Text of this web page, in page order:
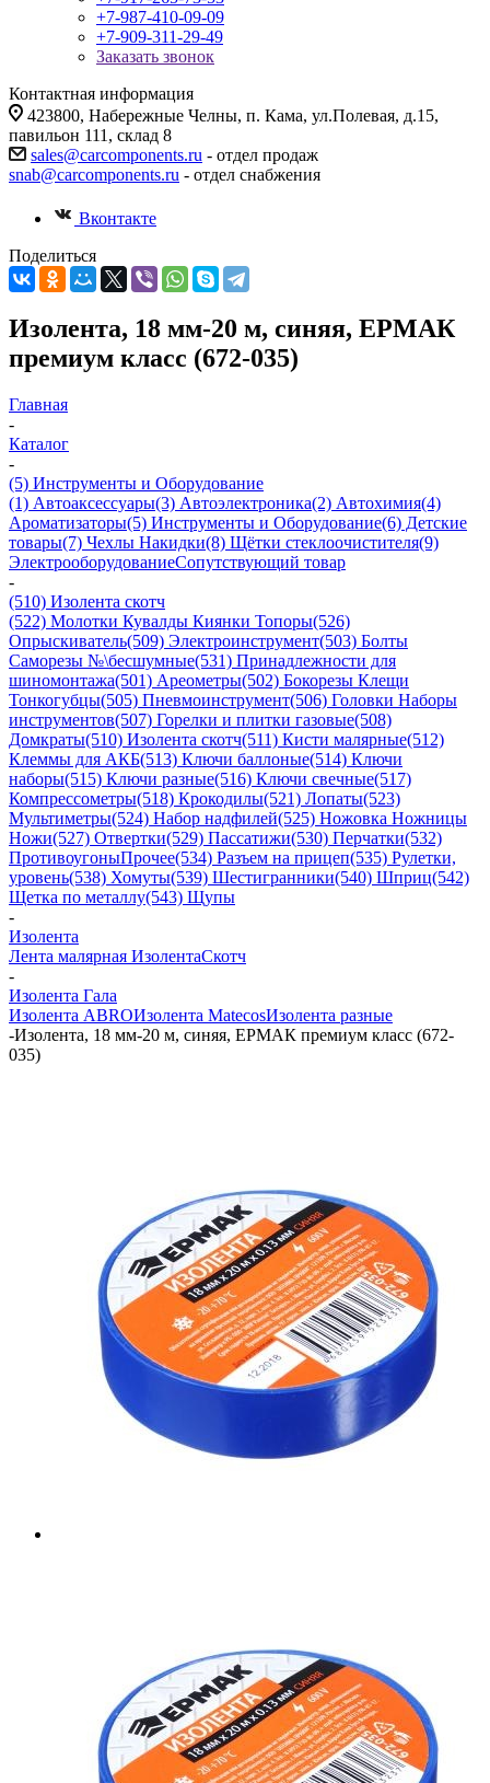
+7-987-410-09-09
+7-909-311-29-49
Заказать звонок
Контактная информация
423800, Набережные Челны, п. Кама, ул.Полевая, д.15,
павильон 111, склад 8
sales@carcomponents.ru - отдел продаж
snab@carcomponents.ru - отдел снабжения
Вконтакте
Поделиться
Изолента, 18 мм-20 м, синяя, ЕРМАК
премиум класс (672-035)
Главная
-
Каталог
-
(5) Инструменты и Оборудование
(1) Автоаксессуары(3) Автоэлектроника(2) Автохимия(4)
Ароматизаторы(5) Инструменты и Оборудование(6) Детские
товары(7) Чехлы Накидки(8) Щётки стеклоочистителя(9)
ЭлектрооборудованиеСопутствующий товар
-
(510) Изолента скотч
(522) Молотки Кувалды Киянки Топоры(526)
Опрыскиватель(509) Электроинструмент(503) Болты
Саморезы №\бесшумные(531) Принадлежности для
шиномонтажа(501) Ареометры(502) Бокорезы Клещи
Тонкогубцы(505) Пневмоинструмент(506) Головки Наборы
инструментов(507) Горелки и плитки газовые(508)
Домкраты(510) Изолента скотч(511) Кисти малярные(512)
Клеммы для АКБ(513) Ключи баллоные(514) Ключи
наборы(515) Ключи разные(516) Ключи свечные(517)
Компрессометры(518) Крокодилы(521) Лопаты(523)
Мультиметры(524) Набор надфилей(525) Ножовка Ножницы
Ножи(527) Отвертки(529) Пассатижи(530) Перчатки(532)
ПротивоугоныПрочее(534) Разъем на прицеп(535) Рулетки,
уровень(538) Хомуты(539) Шестигранники(540) Шприц(542)
Щетка по металлу(543) Щупы
-
Изолента
Лента малярная ИзолентаСкотч
-
Изолента Гала
Изолента ABROИзолента MatecosИзолента разные
-Изолента, 18 мм-20 м, синяя, ЕРМАК премиум класс (672-
035)